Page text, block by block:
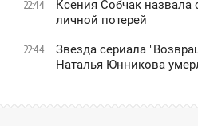
22:44
Ксения Собчак назвала
личной потерей
22:44
Звезда сериала
Наталья Юнникова